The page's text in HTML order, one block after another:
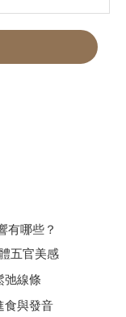
有哪些？
五官美感
弛線條
食與發音